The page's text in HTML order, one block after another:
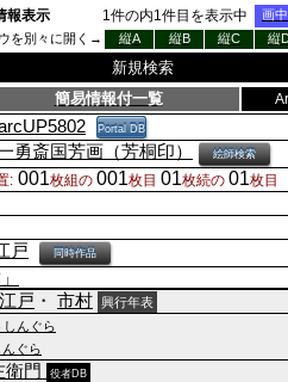
報表示 1件の内1件目を表示中 画
を別々に開く→ 縦A 縦B 縦C 縦
新規検索
簡易情報付一覧
Portal DB
勇斎国芳画（芳桐印） 絵師検索
: 001枚組の 001枚目 01枚続の 01枚目
戸 同時作品
江戸 ・ 市村 興行年表
んぐら
ぐら
門 役者DB